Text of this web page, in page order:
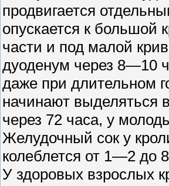
продвигается
опускается к большой
части и под малой
дуоденум через 8—10
даже при длительном
начинают выделяться
через 72 часа, у
Желудочный сок у
колеблется от 1—2 до
У здоровых взрослых